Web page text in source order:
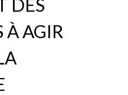
DES
À AGIR